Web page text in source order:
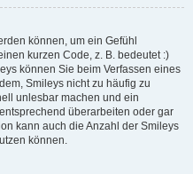
können, um ein Gefühl
kurzen Code, z. B. bedeutet :)
können Sie beim Verfassen eines
Smileys nicht zu häufig zu
unlesbar machen und ein
überarbeiten oder gar
kann auch die Anzahl der Smileys
können.